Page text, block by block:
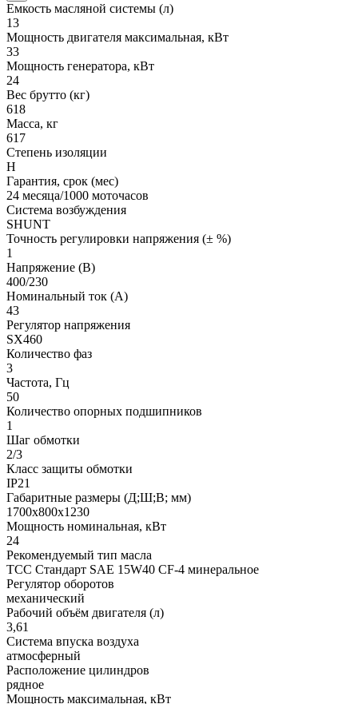
Емкость масляной системы (л)
13
Мощность двигателя максимальная, кВт
33
Мощность генератора, кВт
24
Вес брутто (кг)
618
Масса, кг
617
Степень изоляции
H
Гарантия, срок (мес)
24 месяца/1000 моточасов
Система возбуждения
SHUNT
Точность регулировки напряжения (± %)
1
Напряжение (В)
400/230
Номинальный ток (А)
43
Регулятор напряжения
SX460
Количество фаз
3
Частота, Гц
50
Количество опорных подшипников
1
Шаг обмотки
2/3
Класс защиты обмотки
IP21
Габаритные размеры (Д;Ш;В; мм)
1700x800x1230
Мощность номинальная, кВт
24
Рекомендуемый тип масла
ТСС Стандарт SAE 15W40 CF-4 минеральное
Регулятор оборотов
механический
Рабочий объём двигателя (л)
3,61
Система впуска воздуха
атмосферный
Расположение цилиндров
рядное
Мощность максимальная, кВт